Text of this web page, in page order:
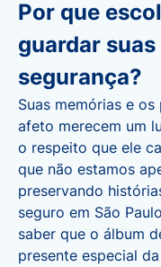
Por que
guardar
segurança?
Suas memórias e
afeto merecem um
o respeito que ele
que não estamos
preservando
seguro em São
saber que o álbum
presente especial